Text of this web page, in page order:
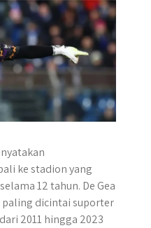
ke stadion yang
12 tahun. De Gea
paling dicintai suporter
2011 hingga 2023